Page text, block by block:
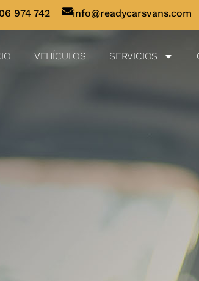
974 742 info@readycarsvans.com
VEHÍCULOS SERVICIOS